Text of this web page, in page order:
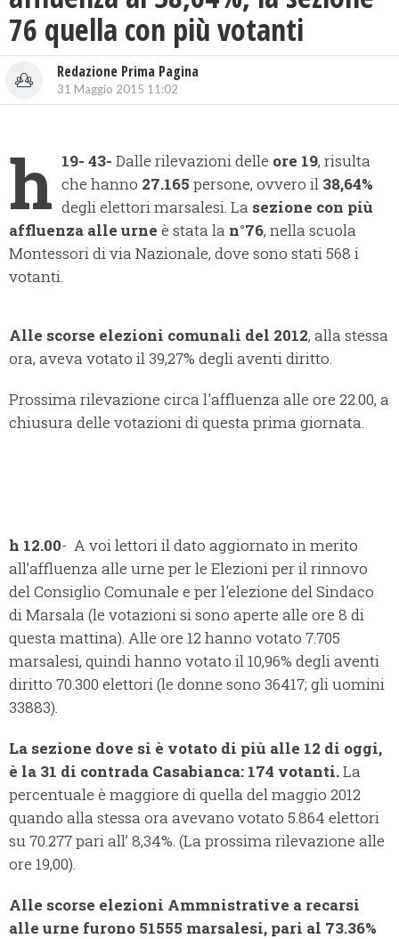
76 quella con più votanti
Redazione Prima Pagina
31 Maggio 2015 11:02
h 19- 43- Dalle rilevazioni delle ore 19, risulta
che hanno 27.165 persone, ovvero il 38,64%
degli elettori marsalesi. La sezione con più
affluenza alle urne è stata la n°76, nella scuola
Montessori di via Nazionale, dove sono stati 568 i
votanti.
Alle scorse elezioni comunali del 2012, alla stessa
ora, aveva votato il 39,27% degli aventi diritto.
Prossima rilevazione circa l'affluenza alle ore 22.00, a
chiusura delle votazioni di questa prima giornata.
h 12.00- A voi lettori il dato aggiornato in merito
all’affluenza alle urne per le Elezioni per il rinnovo
del Consiglio Comunale e per l'elezione del Sindaco
di Marsala (le votazioni si sono aperte alle ore 8 di
questa mattina). Alle ore 12 hanno votato 7.705
marsalesi, quindi hanno votato il 10,96% degli aventi
diritto 70.300 elettori (le donne sono 36417; gli uomini
33883).
La sezione dove si è votato di più alle 12 di oggi,
è la 31 di contrada Casabianca: 174 votanti.La
percentuale è maggiore di quella del maggio 2012
quando alla stessa ora avevano votato 5.864 elettori
su 70.277 pari all’ 8,34%. (La prossima rilevazione alle
ore 19,00).
Alle scorse elezioni Ammnistrative a recarsi
alle urne furono 51555 marsalesi, pari al 73.36%